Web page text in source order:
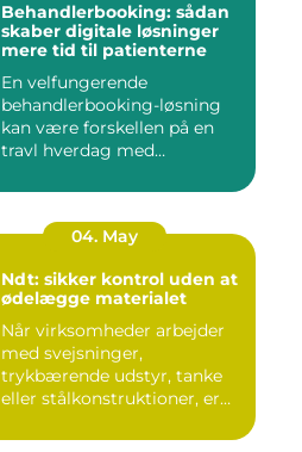
Behandlerbooking: sådan
skaber digitale løsninger
mere tid til patienterne
En velfungerende
behandlerbooking-løsning
kan være forskellen på en
travl hverdag med
04. May
Ndt: sikker kontrol uden at
ødelægge materialet
Når virksomheder arbejder
med svejsninger,
trykbærende udstyr, tanke
eller stålkonstruktioner, er